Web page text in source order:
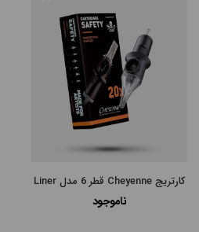
کارتریج Cheyenne قطر 6 مدل Liner
ناموجود